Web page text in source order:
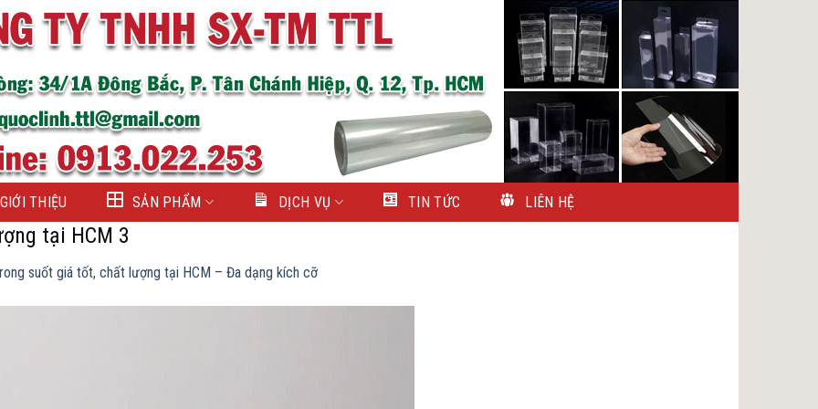
GIỚI THIỆU SẢN PHẨM DỊCH VỤ TIN TỨC LIÊN HỆ
tại HCM 3
suốt giá tốt, chất lượng tại HCM – Đa dạng kích cỡ